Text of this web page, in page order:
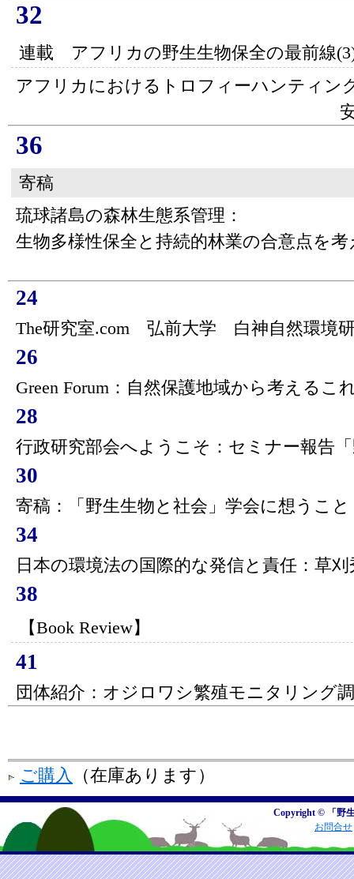
32
連載 アフリカの野生生物保全の最前線
アフリカにおけるトロフィーハンティン
36
寄稿
琉球諸島の森林生態系管理：
生物多様性保全と持続的林業の合意点を考
24
The研究室.com 弘前大学 白神自然環境
26
Green Forum：自然保護地域から考えるこ
28
行政研究部会へようこそ：セミナー報告
30
寄稿：「野生生物と社会」学会に想うこ
34
日本の環境法の国際的な発信と責任：草刈
38
【Book Review】
41
団体紹介：オジロワシ繁殖モニタリング
ご購入 （在庫あります）
Copyright © 「野
お問合せ